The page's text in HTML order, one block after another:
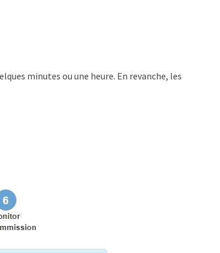
minutes ou une heure. En revanche, les